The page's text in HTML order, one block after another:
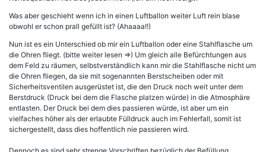
Was aber geschieht wenn ich in einen Luftballon weiter Luft rein blase
obwohl er schon prall gefüllt ist? (Ahaaaa!!)
Nun ist es ein Unterschied ob mir ein Luftballon oder eine Stahlflasche um
die Ohren fliegt. (bitte weiter lesen =>) Um gleich alle Befürchtungen aus
dem Feld zu räumen, selbstverständlich kann mir die Stahlflasche nicht um
die Ohren fliegen, da sie mit sogenannten Berstscheiben oder mit
Sicherheitsventilen ausgerüstet ist, die den Druck noch weit unter dem
Berstdruck (Druck bei dem die Flasche platzen würde) in die Atmosphäre
entlasten. Der Druck bei dem dies passieren würde, ist aber um ein
vielfaches höher als der erlaubte Fülldruck auch im Fehlerfall, somit ist
sichergestellt, dass dies hoffentlich nie passieren wird.